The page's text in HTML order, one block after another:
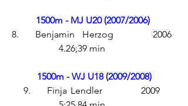
1500m - MJ U20 (2007/2006)
8.	Benjamin 	Herzog 		2006
1500m - WJ U18 (2009/2008)
9.	Finja	Lendler		2009